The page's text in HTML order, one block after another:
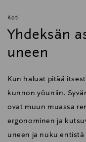
Koti
Yhdeksän
uneen
Kun haluat pitää
kunnon yöuniin.
ovat muun muassa
ergonominen ja
uneen ja nuku